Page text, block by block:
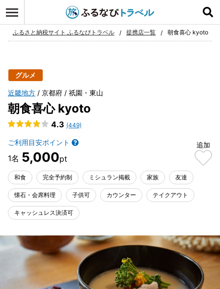
お気に入り
ふるさと納税サイト ふるなびトラベル 提携店一覧 朝食喜心 kyoto
グルメ
近畿地方 京都府 祇園・東山
朝食喜心 kyoto
4.3 (449)
ご利用目安ポイント
5,000
追加
和食 完全予約制 ミシュラン掲載 家族 友達
懐石・会席料理 子供可 カウンター テイクアウト
キャッシュレス決済可